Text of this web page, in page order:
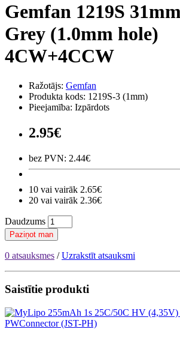
Gemfan 1219S
Grey (1.0mm hole)
4CW+4CCW
Ražotājs: Gemfan
Produkta kods: 1219S-3 (1mm)
Pieejamība: Izpārdots
2.95€
bez PVN: 2.44€
10 vai vairāk 2.65€
20 vai vairāk 2.36€
Daudzums
Paziņot man
0 atsauksmes /Uzrakstīt atsauksmi
Saistītie produkti